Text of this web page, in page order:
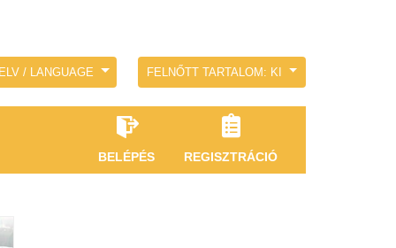
/ LANGUAGE FELNŐTT TARTALOM: KI
BELÉPÉS REGISZTRÁCIÓ